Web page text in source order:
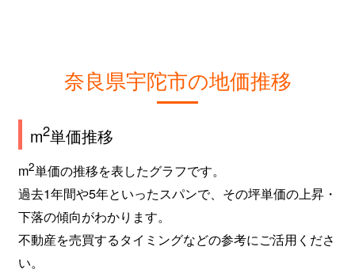
奈良県宇陀市の地価推移
m2単価推移
m2単価の推移を表したグラフです。
過去1年間や5年といったスパンで、その坪単価の上昇・
下落の傾向がわかります。
不動産を売買するタイミングなどの参考にご活用くださ
い。